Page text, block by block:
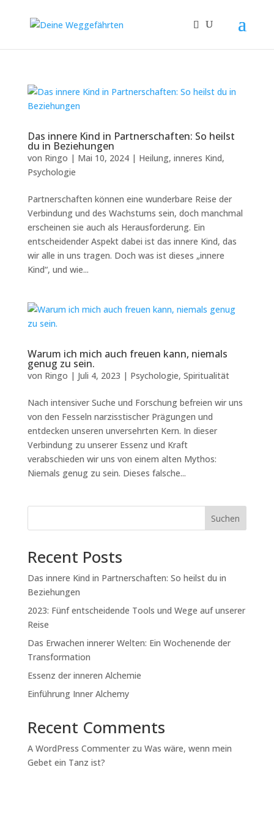
Das innere Kind in Partnerschaften: So heilst
du in Beziehungen
von Ringo | Mai 10, 2024| Heilung, inneres Kind,
Psychologie
Partnerschaften können eine wunderbare Reise der
Verbindung und des Wachstums sein, doch manchmal
erscheinen sie auch als Herausforderung. Ein
entscheidender Aspekt dabei ist das innere Kind, das
wir alle in uns tragen. Doch was ist dieses „innere
Kind“, und wie...
Warum ich mich auch freuen kann, niemals
genug zu sein.
von Ringo | Juli 4, 2023 | Psychologie, Spiritualität
Nach intensiver Suche und Forschung befreien wir uns
von den Fesseln narzisstischer Prägungen und
entdecken unseren unversehrten Kern. In dieser
Verbindung zu unserer Essenz und Kraft
verabschieden wir uns von einem alten Mythos:
Niemals genug zu sein. Dieses falsche...
Suchen
Recent Posts
Das innere Kind in Partnerschaften: So heilst du in
Beziehungen
2023: Fünf entscheidende Tools und Wege auf unserer
Reise
Das Erwachen innerer Welten: Ein Wochenende der
Transformation
Essenz der inneren Alchemie
Einführung Inner Alchemy
Recent Comments
A WordPress Commenterzu Was wäre, wenn mein
Gebet ein Tanz ist?